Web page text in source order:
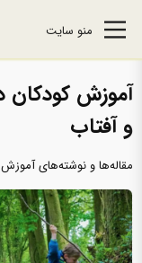
منو سایت
آموزش کودکان
و آفتاب
مقاله‌ها و نوشته‌های